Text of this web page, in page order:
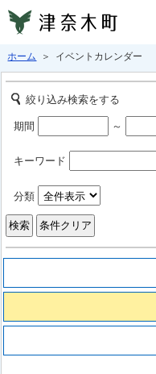
ホーム ＞ イベントカレンダー
絞り込み検索をする
期間 ～
キーワード
分類